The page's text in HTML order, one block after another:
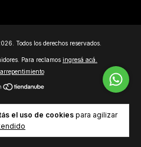
el uso de cookies para agilizar
Todos los derechos reservados.
Para reclamos ingresá acá.